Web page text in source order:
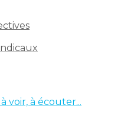
voir, à écouter...